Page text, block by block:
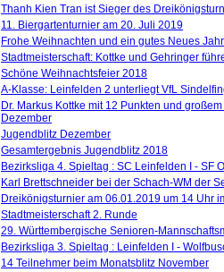
Thanh Kien Tran ist Sieger des
11. Biergartenturnier am 20. Juli 2019
Frohe Weihnachten und ein gutes Neues
Stadtmeisterschaft: Kottke und Gehringer
Schöne Weihnachtsfeier 2018
A-Klasse: Leinfelden 2 unterliegt VfL
Dr. Markus Kottke mit 12 Punkten und
Dezember
Jugendblitz Dezember
Gesamtergebnis Jugendblitz 2018
Bezirksliga 4. Spieltag : SC Leinfelden I - SF
Karl Brettschneider bei der Schach-WM der
Dreikönigsturnier am 06.01.2019 um 14 Uhr
Stadtmeisterschaft 2. Runde
29. Württembergische Senioren-
Bezirksliga 3. Spieltag : Leinfelden I -
14 Teilnehmer beim Monatsblitz November